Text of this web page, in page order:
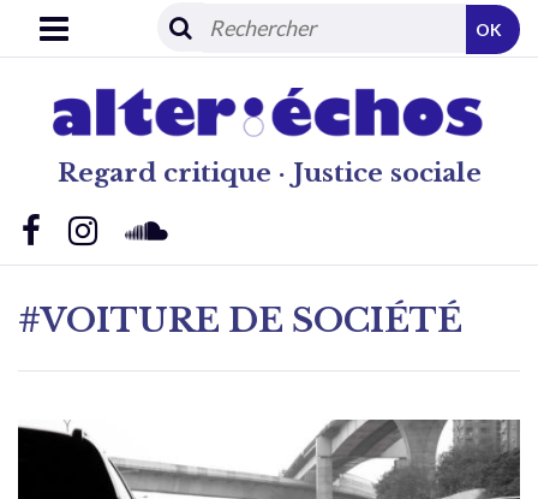
Regard critique · Justice sociale
OK
#VOITURE DE SOCIÉTÉ